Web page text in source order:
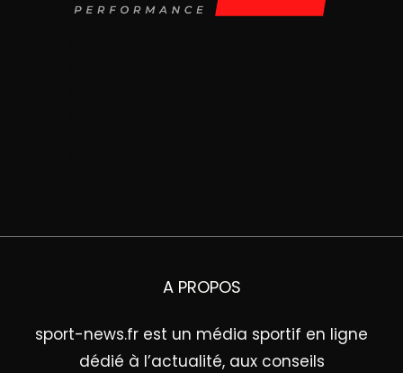
A PROPOS
sport-news.fr est un média sportif en ligne
dédié à l’actualité, aux conseils